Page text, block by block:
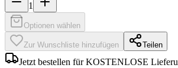
1
Optionen wählen
Zur Wunschliste hinzufügen Teilen
Jetzt bestellen für KOSTENLOSE